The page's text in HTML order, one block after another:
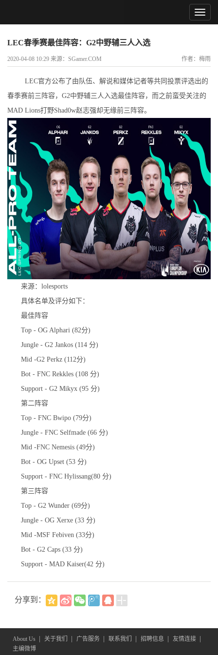
LEC春季赛最佳阵容：G2中野辅三人入选
2020-04-08 10:29 来源：SGamer.COM 作者：梅雨
LEC官方公布了由队伍、解说和媒体记者等共同投票评选出的
春季赛前三阵容，G2中野辅三人入选最佳阵容，而之前蛮受关注的
MAD Lions打野Shad0w赵志强却无缘前三阵容。
来源：lolesports
具体名单及评分如下：
最佳阵容
Top - OG Alphari (82分)
Jungle - G2 Jankos (114 分)
Mid -G2 Perkz (112分)
Bot - FNC Rekkles (108 分)
Support - G2 Mikyx (95 分)
第二阵容
Top - FNC Bwipo (79分)
Jungle - FNC Selfmade (66 分)
Mid -FNC Nemesis (49分)
Bot - OG Upset (53 分)
Support - FNC Hylissang(80 分)
第三阵容
Top - G2 Wunder (69分)
Jungle - OG Xerxe (33 分)
Mid -MSF Febiven (33分)
Bot - G2 Caps (33 分)
Support - MAD Kaiser(42 分)
分享到：
About Us 关于我们 广告服务 联系我们 招聘信息 友情连接
主编微博